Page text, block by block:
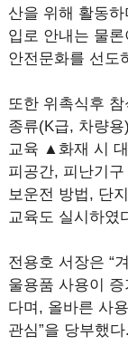
산을 위해 활동
입로 안내는 물
안전문화를 선도
또한 위촉식후
종류(K급, 차량
교육 ▲화재 시
피공간, 피난기
보운전 방법, 단
교육도 실시하였
전용호 서장은 “
울용품 사용이
다며, 올바른 사
관심”을 당부했다.